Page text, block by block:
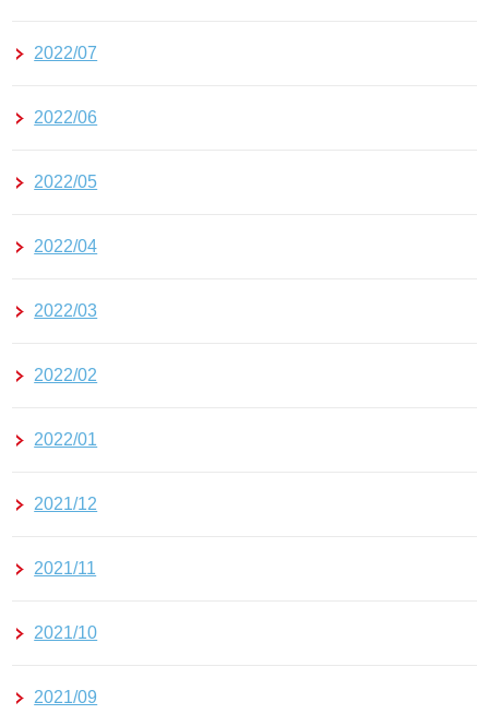
2022/07
2022/06
2022/05
2022/04
2022/03
2022/02
2022/01
2021/12
2021/11
2021/10
2021/09